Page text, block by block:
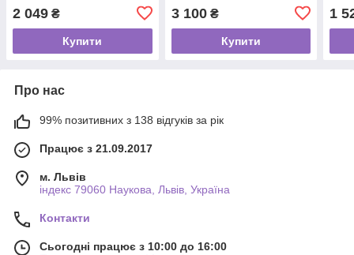
2 049 ₴
Купити
3 100₴
Купити
1
Про нас
99% позитивних з 138 відгуків за рік
Працює з 21.09.2017
м. Львів
індекс 79060 Наукова, Львів, Україна
Контакти
Сьогодні працює з 10:00 до 16:00